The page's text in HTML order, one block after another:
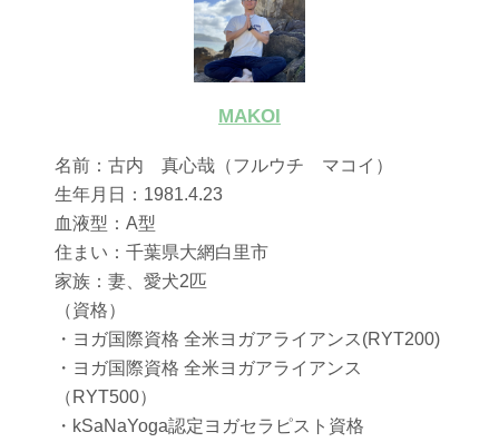
MAKOI
名前：古内 真心哉（フルウチ マコイ）
生年月日：1981.4.23
血液型：A型
住まい：千葉県大網白里市
家族：妻、愛犬2匹
（資格）
・ヨガ国際資格 全米ヨガアライアンス(RYT200)
・ヨガ国際資格 全米ヨガアライアンス
（RYT500）
・kSaNaYoga認定ヨガセラピスト資格